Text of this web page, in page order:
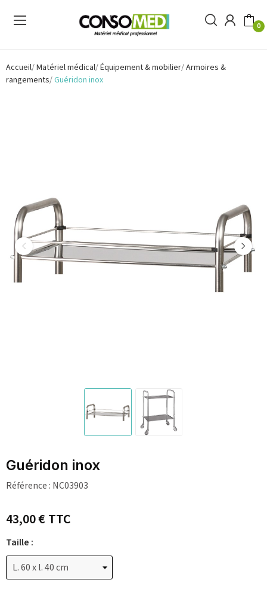
0
Accueil Matériel médical Équipement & mobilier Armoires &
rangements Guéridon inox
Guéridon inox
Référence : NC03903
43,00 €TTC
Taille :